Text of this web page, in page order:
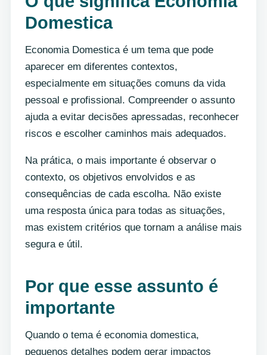
Domestica
Economia Domestica é um tema que pode
aparecer em diferentes contextos,
especialmente em situações comuns da vida
pessoal e profissional. Compreender o assunto
ajuda a evitar decisões apressadas, reconhecer
riscos e escolher caminhos mais adequados.
Na prática, o mais importante é observar o
contexto, os objetivos envolvidos e as
consequências de cada escolha. Não existe
uma resposta única para todas as situações,
mas existem critérios que tornam a análise mais
segura e útil.
Por que esse assunto é
importante
Quando o tema é economia domestica,
pequenos detalhes podem gerar impactos